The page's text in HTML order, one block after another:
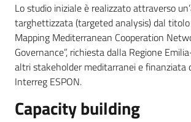
Lo studio iniziale è realizzato attraverso
targhettizzata (targeted analysis) dal
Mapping Mediterranean Cooperation
Governance”, richiesta dalla Regione
altri stakeholder meditarranei e finanziata
Interreg ESPON.
Capacity building